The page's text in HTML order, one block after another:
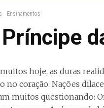
Ensinamentos
hoje, as duras
no coração. Nações
muitos questionando: